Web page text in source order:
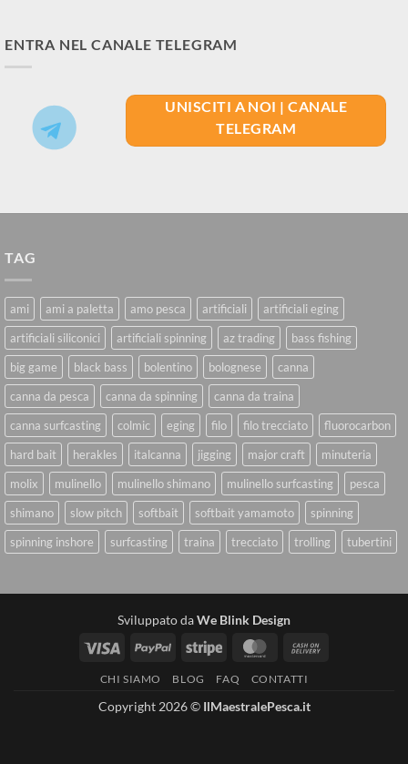
ENTRA NEL CANALE TELEGRAM
UNISCITI A NOI | CANALE
TELEGRAM
TAG
ami ami a paletta amo pesca artificiali
artificiali eging
artificiali siliconici
artificiali spinning az trading
bass fishing
big game
black bass bolentino bolognese
canna
canna da pesca
canna da spinning
canna da traina
canna surfcasting
colmic eging filo filo trecciato
fluorocarbon
hard bait
herakles italcanna jigging major craft
minuteria
molix
mulinello mulinello shimano mulinello surfcasting
pesca
shimano
slow pitch softbait softbait yamamoto
spinning
spinning inshore
surfcasting traina trecciato trolling tubertini
Sviluppato daWe Blink Design
Visa
PayPal Stripe MasterCard
CHI SIAMO BLOG FAQ CONTATTI
Copyright 2026 © IlMaestralePesca.it